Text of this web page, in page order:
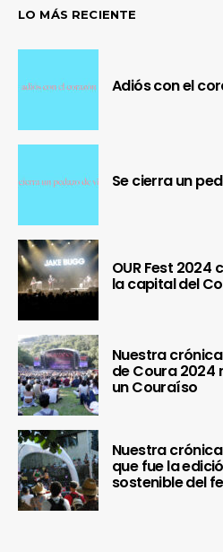
LO MÁS RECIENTE
Adiós con el
Se cierra un
OUR Fest 2024
la capital del
Nuestra
de Coura 2024
un Couraíso
Nuestra
que fue la
sostenible del